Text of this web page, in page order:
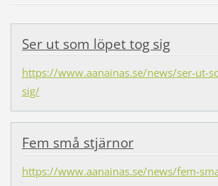
Ser ut som löpet tog sig
https://www.aanainas.se/news/ser-ut-
sig/
Fem små stjärnor
https://www.aanainas.se/news/fem-